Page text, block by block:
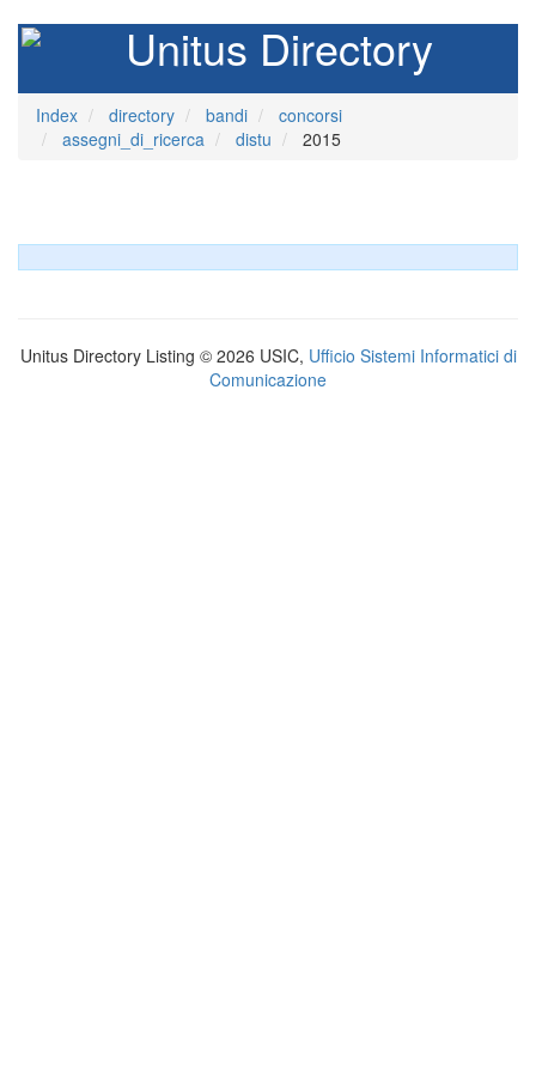
Unitus Directory
Index directory bandi
concorsi
assegni_di_ricerca
distu 2015
Unitus Directory Listing © 2026 USIC, Ufficio Sistemi Informatici di
Comunicazione